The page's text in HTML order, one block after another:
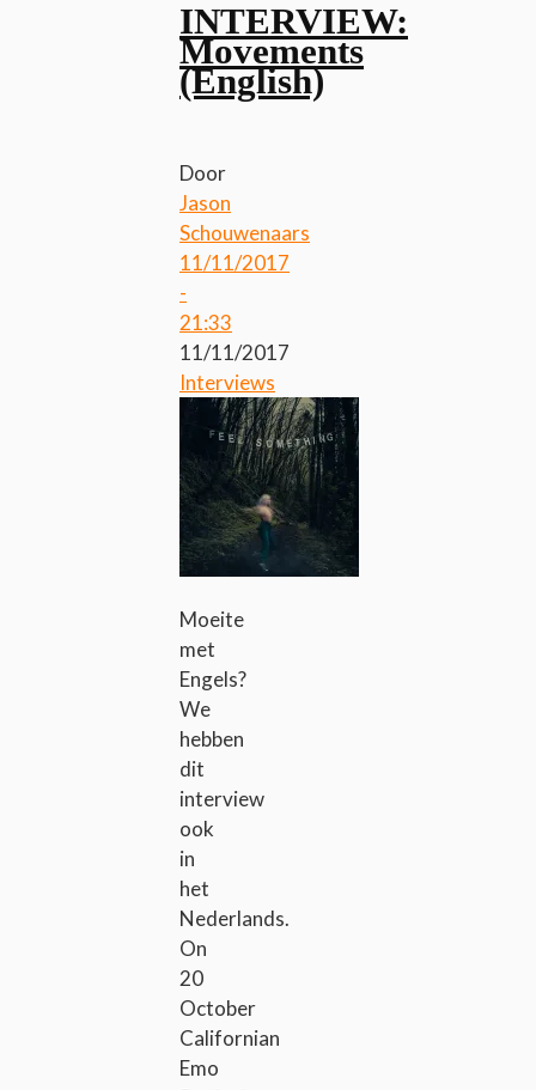
INTERVIEW:
Movements
(English)
Door
Jason
Schouwenaars
11/11/2017
-
21:33
11/11/2017
Interviews
Moeite
met
Engels?
We
hebben
dit
interview
ook
in
het
Nederlands.
On
20
October
Californian
Emo